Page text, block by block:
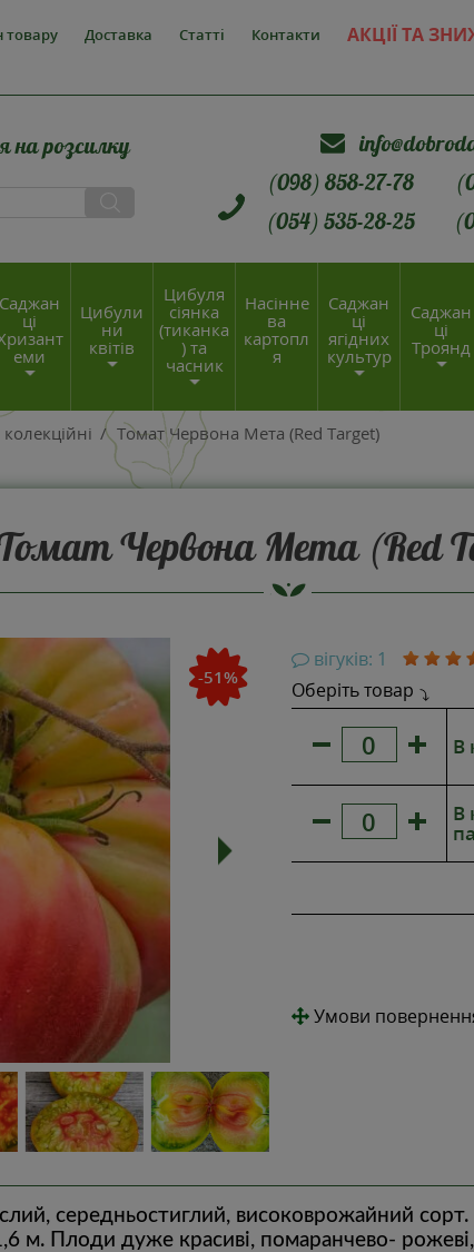
товару Доставка Статті Контакти АКЦІЇ ТА
на розсилку
(098) 858-27-78
(054) 535-28-25
Саджан
ці
еми
Цибули
ни
квітів
Цибуля
сіянка
(тиканка
) та
часник
Насінне
ва
картопл
я
Саджан
ці
ягідних
культур
Саджан
ці
Троянд
/ Томат Червона Мета (Red Target)
Червона Мета (Red
-51%
НОВИНКА
вігуків: 1
Оберіть товар
В
В
Умови
середньостиглий, високоврожайний
м. Плоди дуже красиві, помаранчево-